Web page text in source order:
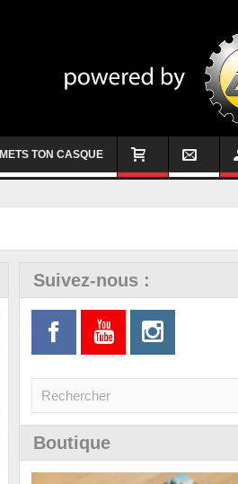
METS TON CASQUE
Suivez-nous :
Boutique